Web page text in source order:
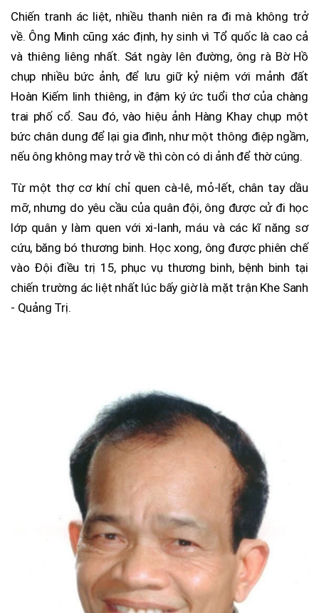
Chiến tranh ác liệt, nhiều thanh niên ra đi mà không trở
về. Ông Minh cũng xác định, hy sinh vì Tổ quốc là cao cả
và thiêng liêng nhất. Sát ngày lên đường, ông rà Bờ Hồ
chụp nhiều bức ảnh, để lưu giữ kỷ niệm với mảnh đất
Hoàn Kiếm linh thiêng, in đậm ký ức tuổi thơ của chàng
trai phố cổ. Sau đó, vào hiệu ảnh Hàng Khay chụp một
bức chân dung để lại gia đình, như một thông điệp ngầm,
nếu ông không may trở về thì còn có di ảnh để thờ cúng.
Từ một thợ cơ khí chỉ quen cà-lê, mỏ-lết, chân tay dầu
mỡ, nhưng do yêu cầu của quân đội, ông được cử đi học
lớp quân y làm quen với xi-lanh, máu và các kĩ năng sơ
cứu, băng bó thương binh. Học xong, ông được phiên chế
vào Đội điều trị 15, phục vụ thương binh, bệnh binh tại
chiến trường ác liệt nhất lúc bấy giờ là mặt trận Khe Sanh
- Quảng Trị.